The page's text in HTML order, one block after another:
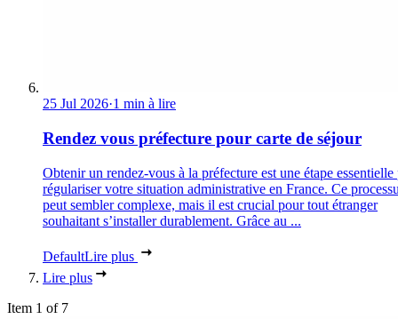
25 Jul 2026·1 min à lire
Rendez vous préfecture pour carte de séjour
Obtenir un rendez-vous à la préfecture est une étape essentielle
régulariser votre situation administrative en France. Ce
peut sembler complexe, mais il est crucial pour tout étranger
souhaitant s’installer durablement. Grâce au ...
DefaultLire plus
Lire plus
Item 1 of 7